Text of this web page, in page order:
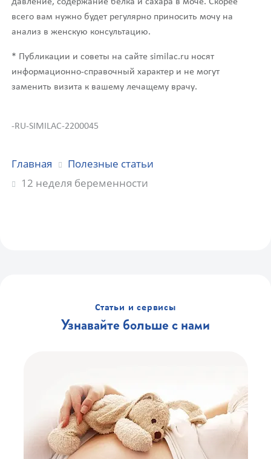
всего вам нужно будет регулярно приносить мочу на
анализ в женскую консультацию.
* Публикации и советы на сайте similac.ru носят
информационно-справочный характер и не могут
заменить визита к вашему лечащему врачу.
-RU-SIMILAC-2200045
Главная
Полезные статьи
12 неделя беременности
Статьи и сервисы
Узнавайте больше с нами